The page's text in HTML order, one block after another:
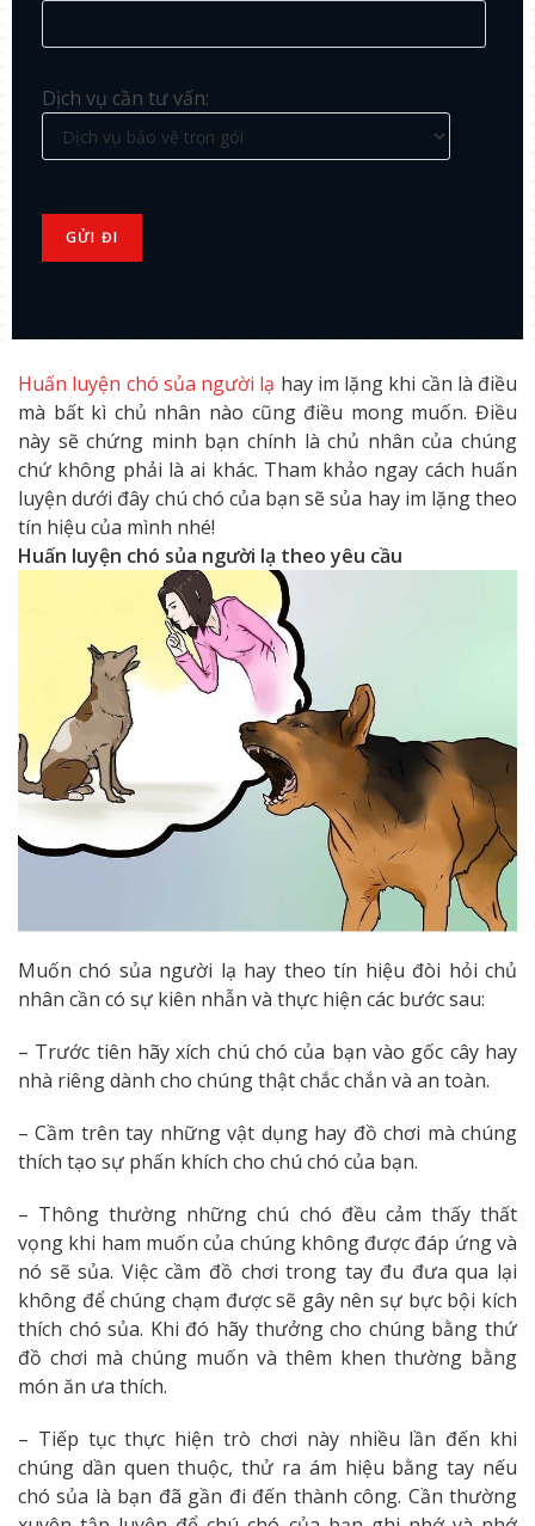
Dịch vụ cần tư vấn:
Huấn luyện chó sủa người lạ hay im lặng khi cần là điều
mà bất kì chủ nhân nào cũng điều mong muốn. Điều
này sẽ chứng minh bạn chính là chủ nhân của chúng
chứ không phải là ai khác. Tham khảo ngay cách huấn
luyện dưới đây chú chó của bạn sẽ sủa hay im lặng theo
tín hiệu của mình nhé!
Huấn luyện chó sủa người lạ theo yêu cầu
Muốn chó sủa người lạ hay theo tín hiệu đòi hỏi chủ
nhân cần có sự kiên nhẫn và thực hiện các bước sau:
– Trước tiên hãy xích chú chó của bạn vào gốc cây hay
nhà riêng dành cho chúng thật chắc chắn và an toàn.
– Cầm trên tay những vật dụng hay đồ chơi mà chúng
thích tạo sự phấn khích cho chú chó của bạn.
– Thông thường những chú chó đều cảm thấy thất
vọng khi ham muốn của chúng không được đáp ứng và
nó sẽ sủa. Việc cầm đồ chơi trong tay đu đưa qua lại
không để chúng chạm được sẽ gây nên sự bực bội kích
thích chó sủa. Khi đó hãy thưởng cho chúng bằng thứ
đồ chơi mà chúng muốn và thêm khen thường bằng
món ăn ưa thích.
– Tiếp tục thực hiện trò chơi này nhiều lần đến khi
chúng dần quen thuộc, thử ra ám hiệu bằng tay nếu
chó sủa là bạn đã gần đi đến thành công. Cần thường